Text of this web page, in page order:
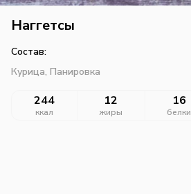
Наггетсы
Состав:
Курица, Панировка
244
ккал
12
жиры
16
белки